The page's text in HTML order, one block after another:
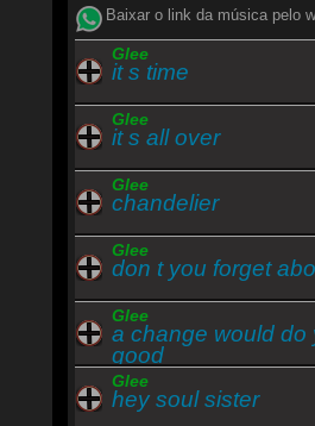
M-m-m-m-m-m-m-my, my, my,
M-m-m-my Sharona
M-m-m-my Sharona
M-m-m-my Sharona
M-m-m-my Sharona
OOaah, my Sharona
OOaah, my Sharona
OOaah, my Sharona
Baixar o link da música pelo
Glee
it s time
Glee
it s all over
Glee
chandelier
Glee
don t you forget
Glee
a change would do
good
Glee
hey soul sister